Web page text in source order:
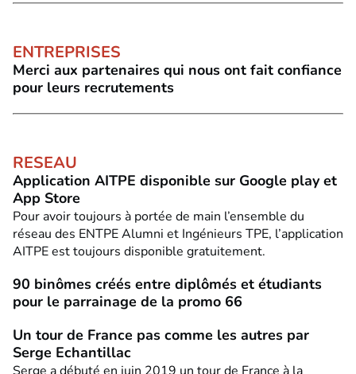
ENTREPRISES
Merci aux partenaires qui nous ont fait confiance
pour leurs recrutements
RESEAU
Application AITPE disponible sur Google play et
App Store
Pour avoir toujours à portée de main l’ensemble du
réseau des ENTPE Alumni et Ingénieurs TPE, l’application
AITPE est toujours disponible gratuitement.
90 binômes créés entre diplômés et étudiants
pour le parrainage de la promo 66
Un tour de France pas comme les autres par
Serge Echantillac